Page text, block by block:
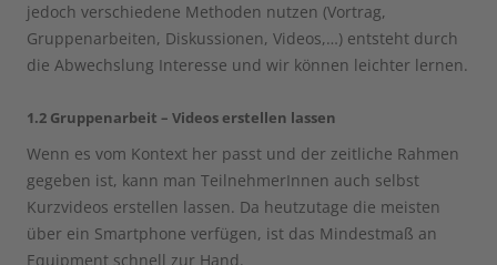
jedoch verschiedene Methoden nutzen (Vortrag,
Gruppenarbeiten, Diskussionen, Videos,…) entsteht durch
die Abwechslung Interesse und wir können leichter lernen.
1.2 Gruppenarbeit – Videos erstellen lassen
Wenn es vom Kontext her passt und der zeitliche Rahmen
gegeben ist, kann man TeilnehmerInnen auch selbst
Kurzvideos erstellen lassen. Da heutzutage die meisten
über ein Smartphone verfügen, ist das Mindestmaß an
Equipment schnell zur Hand.